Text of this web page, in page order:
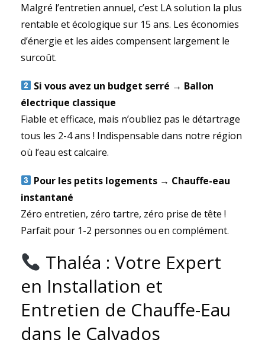
Malgré l’entretien annuel, c’est LA solution la plus
rentable et écologique sur 15 ans. Les économies
d’énergie et les aides compensent largement le
surcoût.
Si vous avez un budget serré → Ballon
électrique classique
Fiable et efficace, mais n’oubliez pas le détartrage
tous les 2-4 ans ! Indispensable dans notre région
où l’eau est calcaire.
Pour les petits logements → Chauffe-eau
instantané
Zéro entretien, zéro tartre, zéro prise de tête !
Parfait pour 1-2 personnes ou en complément.
Thaléa : Votre Expert
en Installation et
Entretien de Chauffe-Eau
dans le Calvados